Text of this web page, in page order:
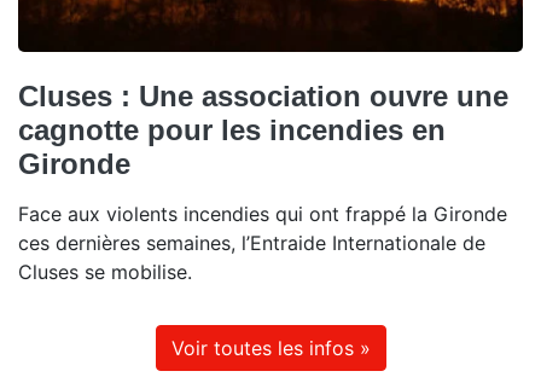
Cluses : Une association ouvre une
cagnotte pour les incendies en
Gironde
Face aux violents incendies qui ont frappé la Gironde
ces dernières semaines, l’Entraide Internationale de
Cluses se mobilise.
Voir toutes les infos »